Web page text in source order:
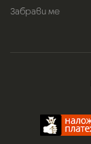
Забрави ме